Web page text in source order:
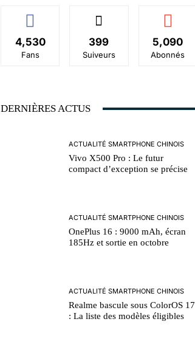
4,530
Fans
399
Suiveurs
5,090
Abonnés
DERNIÈRES ACTUS
ACTUALITÉ SMARTPHONE CHINOIS
Vivo X500 Pro : Le futur
compact d’exception se précise
ACTUALITÉ SMARTPHONE CHINOIS
OnePlus 16 : 9000 mAh, écran
185Hz et sortie en octobre
ACTUALITÉ SMARTPHONE CHINOIS
Realme bascule sous ColorOS 17
: La liste des modèles éligibles